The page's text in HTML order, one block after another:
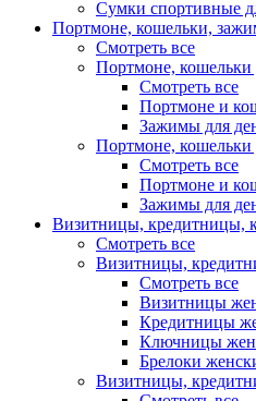
Сумки спортивные
Портмоне, кошельки,
Смотреть все
Портмоне,
Смотреть все
Портмоне и
Зажимы для
Портмоне,
Смотреть все
Портмоне и
Зажимы для
Визитницы, кредитницы,
Смотреть все
Визитницы,
Смотреть все
Визитницы
Кредитницы
Ключницы
Брелоки
Визитницы,